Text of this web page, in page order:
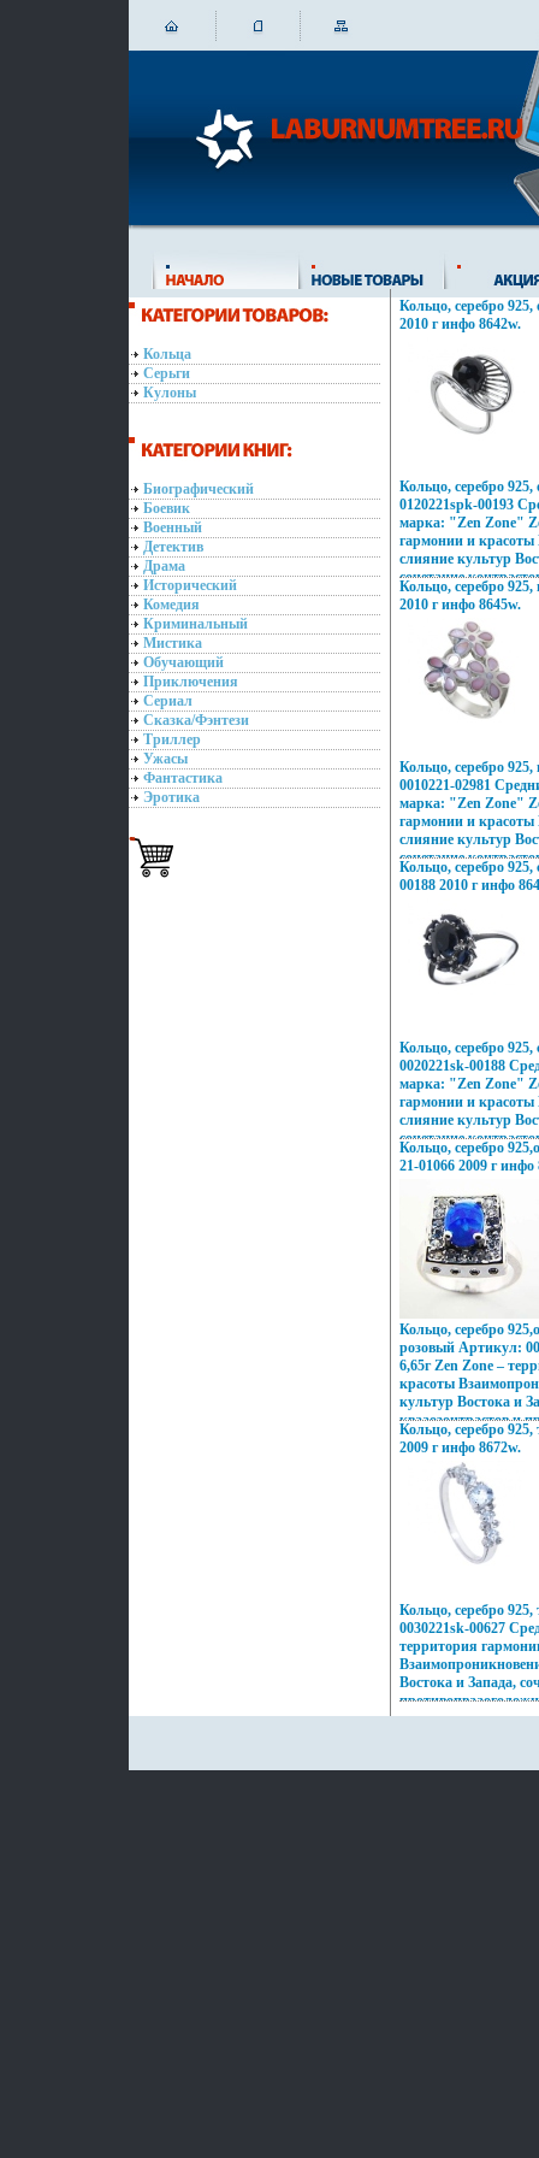
Кольца
Серьги
Кулоны
Биографический
Боевик
Военный
Детектив
Драма
Исторический
Комедия
Криминальный
Мистика
Обучающий
Приключения
Сериал
Сказка/Фэнтези
Триллер
Ужасы
Фантастика
Эротика
Кольцо, серебро 925,
2010 г инфо 8642w.
Кольцо, серебро
0120221spk-00193
марка: "Zen Zone"
гармонии и красоты
слияние культур
сочетание
Настроения
французских
индийских
рифов и лазурных
моды и тенденций
воплотилось в
Zone Дизайнеры
подходу создания
дарят вам
подчеркивать,
неповторимый
заряд настроения и
Кольцо, серебро
2010 г инфо 8645w.
Кольцо, серебро
0010221-02981
марка: "Zen Zone"
гармонии и красоты
слияние культур
сочетание
Настроения
французских
индийских
рифов и лазурных
моды и тенденций
воплотилось в
Zone Дизайнеры
дарят вам
подчеркивать,
неповторимый
заряд настроения и
Кольцо, серебро
00188 2010 г инфо
Кольцо, серебро
0020221sk-00188
марка: "Zen Zone"
гармонии и красоты
слияние культур
сочетание
Настроения
французских
индийских
рифов и лазурных
моды и тенденций
воплотилось в
Zone Дизайнеры
подходу создания
украшающих образ
дарят вам
подчеркивать,
неповторимый
заряд настроения и
Кольцо, серебро
21-01066 2009 г инфо
Кольцо, серебро
розовый Артикул:
6,65г Zen Zone –
красоты
культур Востока и
квааозонтрастов и
Настроения
французских
индийских
рифов и лазурных
моды и тенденций
воплотилось в
Двмесйизайнеры
подходу создания
дарят вам
подчеркивать,
неповторимый
заряд настроения и
Кольцо, серебро 925,
2009 г инфо 8672w.
Кольцо, серебро
0030221sk-00627
территория
Востока и Запада,
неонового Токио,
побережий Бали,